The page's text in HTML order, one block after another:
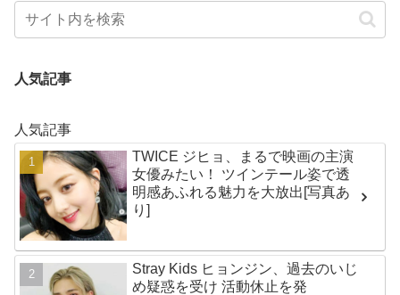
人気記事
人気記事
TWICE ジヒョ、まるで映画の主演
女優みたい！ ツインテール姿で透
明感あふれる魅力を大放出[写真あ
り]
Stray Kids ヒョンジン、過去のいじ
め疑惑を受け 活動休止を発